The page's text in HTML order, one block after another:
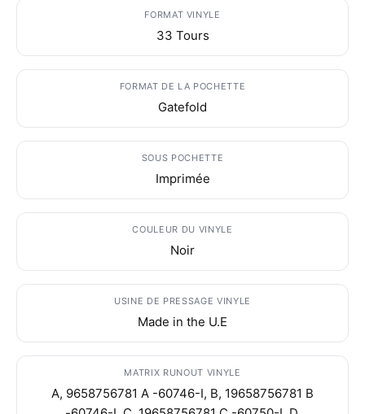
FORMAT VINYLE
33 Tours
FORMAT DE LA POCHETTE
Gatefold
SOUS POCHETTE
Imprimée
COULEUR DU VINYLE
Noir
USINE DE PRESSAGE VINYLE
Made in the U.E
MATRIX RUNOUT VINYLE
A, 9658756781 A -60746-I, B, 19658756781 B